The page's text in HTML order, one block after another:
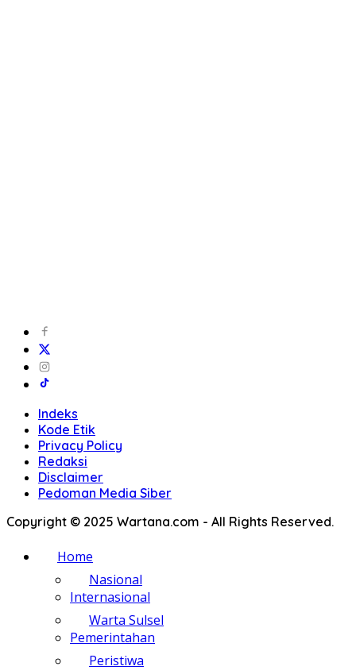
Indeks
Kode Etik
Privacy Policy
Redaksi
Disclaimer
Pedoman Media Siber
Copyright © 2025 Wartana.com - All Rights Reserved.
Home
Nasional
Internasional
Warta Sulsel
Pemerintahan
Peristiwa